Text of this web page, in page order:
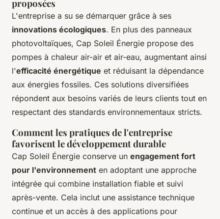
proposées
L'entreprise a su se démarquer grâce à ses
innovations écologiques. En plus des panneaux
photovoltaïques, Cap Soleil Énergie propose des
pompes à chaleur air-air et air-eau, augmentant ainsi
l'efficacité énergétique et réduisant la dépendance
aux énergies fossiles. Ces solutions diversifiées
répondent aux besoins variés de leurs clients tout en
respectant des standards environnementaux stricts.
Comment les pratiques de l'entreprise
favorisent le développement durable
Cap Soleil Énergie conserve un engagement fort
pour l'environnement en adoptant une approche
intégrée qui combine installation fiable et suivi
après-vente. Cela inclut une assistance technique
continue et un accès à des applications pour